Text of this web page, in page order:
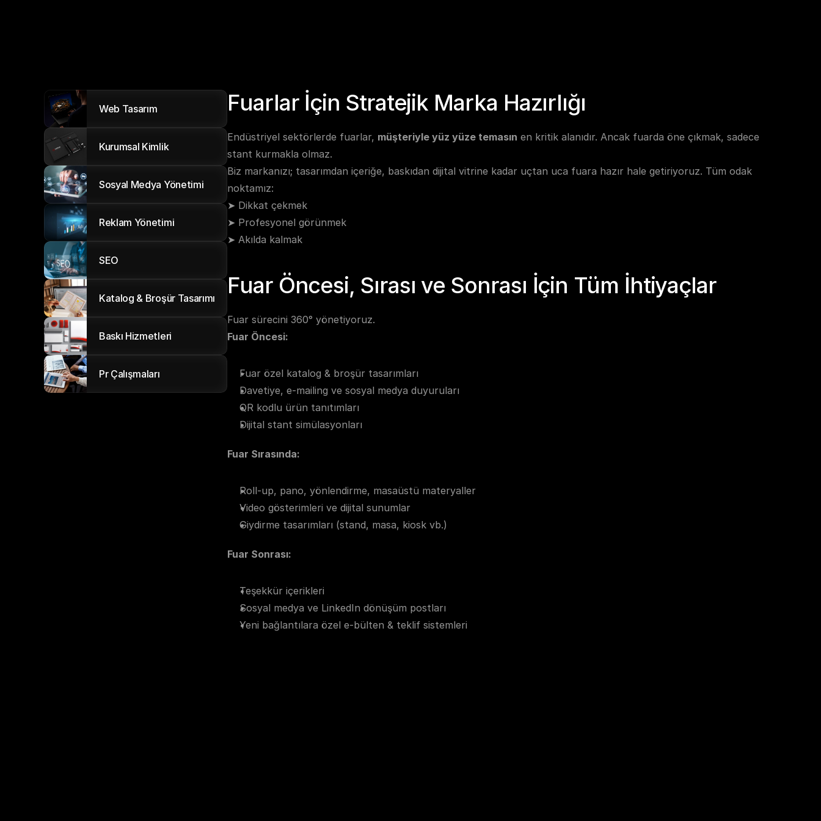
Web Tasarım
Kurumsal Kimlik
Sosyal Medya Yönetimi
Reklam Yönetimi
SEO
Katalog & Broşür Tasarımı
Baskı Hizmetleri
Pr Çalışmaları
Fuarlar İçin Stratejik Marka Hazırlığı
Endüstriyel sektörlerde fuarlar, müşteriyle yüz yüze temasın en kritik alanıdır. Ancak fuarda öne çıkmak, sadece
stant kurmakla olmaz.
Biz markanızı; tasarımdan içeriğe, baskıdan dijital vitrine kadar uçtan uca fuara hazır hale getiriyoruz. Tüm odak
noktamız:
➤ Dikkat çekmek
➤ Profesyonel görünmek
➤ Akılda kalmak
Fuar Öncesi, Sırası ve Sonrası İçin Tüm İhtiyaçlar
Fuar sürecini 360° yönetiyoruz.
Fuar Öncesi:
Fuar özel katalog & broşür tasarımları
Davetiye, e-mailing ve sosyal medya duyuruları
QR kodlu ürün tanıtımları
Dijital stant simülasyonları
Fuar Sırasında:
Roll-up, pano, yönlendirme, masaüstü materyaller
Video gösterimleri ve dijital sunumlar
Giydirme tasarımları (stand, masa, kiosk vb.)
Fuar Sonrası:
Teşekkür içerikleri
Sosyal medya ve LinkedIn dönüşüm postları
Yeni bağlantılara özel e-bülten & teklif sistemleri